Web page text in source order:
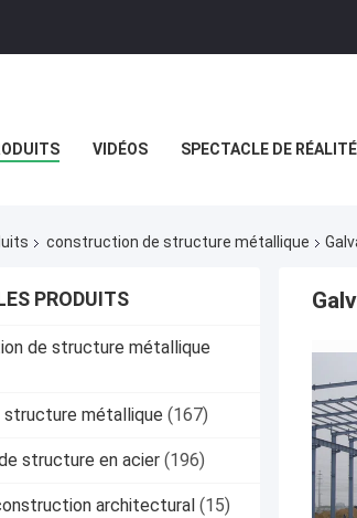
VIDÉOS SPECTACLE DE
construction de structure métallique
PRODUITS
de structure métallique
métallique (167)
structure en acier (196)
architectural (15)